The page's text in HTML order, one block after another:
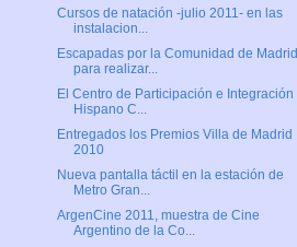
Cursos de natación -julio 2011- en las
instalacion...
Escapadas por la Comunidad de Madrid
para realizar...
El Centro de Participación e Integración
Hispano C...
Entregados los Premios Villa de Madrid
2010
Nueva pantalla táctil en la estación de
Metro Gran...
ArgenCine 2011, muestra de Cine
Argentino de la Co...